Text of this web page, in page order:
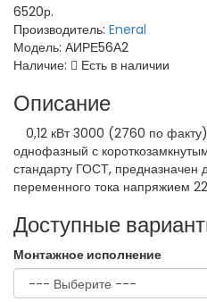
6520р.
Производитель: Eneral
Модель: АИРЕ56А2
Наличие:
Есть в наличии
Описание
0,12 кВт 3000 (2760 по
однофазный с
стандарту ГОСТ, предназначен
переменного тока напряжием
Доступные
Монтажное исполнение